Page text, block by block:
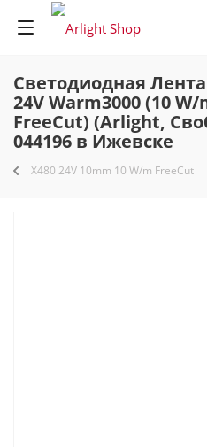
Светодиодная Лента
24V Warm3000 (10
FreeCut) (Arlight,
044196 в Ижевске
X480 24V 10mm 10 W/m FreeCut